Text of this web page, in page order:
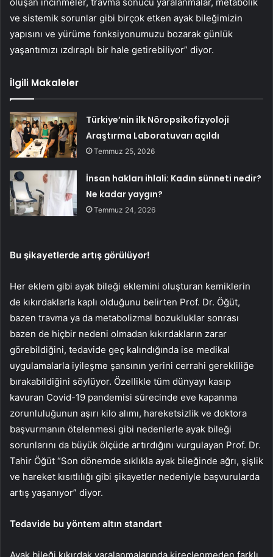
ve sistemik sorunlar gibi birçok etken ayak bileğimizin
yapısını ve yürüme fonksiyonumuzu bozarak günlük
yaşantımızı ızdıraplı bir hale getirebiliyor” diyor.
İlgili Makaleler
Türkiye’nin ilk Nöropsikofizyoloji
Araştırma Laboratuvarı açıldı
Temmuz 25, 2026
İnsan hakları ihlali: Kadın sünneti nedir?
Ne kadar yaygın?
Temmuz 24, 2026
Bu şikayetlerde artış görülüyor!
Her eklem gibi ayak bileği eklemini oluşturan kemiklerin
de kıkırdaklarla kaplı olduğunu belirten Prof. Dr. Öğüt,
bazen travma ya da metabolizmal bozukluklar sonrası
bazen de hiçbir nedeni olmadan kıkırdakların zarar
görebildiğini, tedavide geç kalındığında ise medikal
uygulamalarla iyileşme şansının yerini cerrahi gerekliliğe
bırakabildiğini söylüyor. Özellikle tüm dünyayı kasıp
kavuran Covid-19 pandemisi sürecinde eve kapanma
zorunluluğunun aşırı kilo alımı, hareketsizlik ve doktora
başvurmanın ötelenmesi gibi nedenlerle ayak bileği
sorunlarını da büyük ölçüde artırdığını vurgulayan Prof. Dr.
Tahir Öğüt “Son dönemde sıklıkla ayak bileğinde ağrı, şişlik
ve hareket kısıtlılığı gibi şikayetler nedeniyle başvurularda
artış yaşanıyor” diyor.
Tedavide bu yöntem altın standart